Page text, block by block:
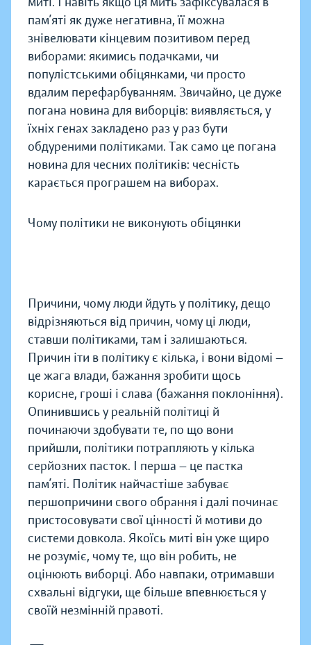
пам’яті як дуже негативна, її можна
знівелювати кінцевим позитивом перед
виборами: якимись подачками, чи
популістськими обіцянками, чи просто
вдалим перефарбуванням. Звичайно, це дуже
погана новина для виборців: виявляється, у
їхніх генах закладено раз у раз бути
обдуреними політиками. Так само це погана
новина для чесних політиків: чесність
карається програшем на виборах.
Чому політики не виконують обіцянки
Причини, чому люди йдуть у політику, дещо
відрізняються від причин, чому ці люди,
ставши політиками, там і залишаються.
Причин іти в політику є кілька, і вони відомі —
це жага влади, бажання зробити щось
корисне, гроші і слава (бажання поклоніння).
Опинившись у реальній політиці й
починаючи здобувати те, по що вони
прийшли, політики потрапляють у кілька
серйозних пасток. І перша — це пастка
пам’яті. Політик найчастіше забуває
першопричини свого обрання і далі починає
пристосовувати свої цінності й мотиви до
системи довкола. Якоїсь миті він уже щиро
не розуміє, чому те, що він робить, не
оцінюють виборці. Або навпаки, отримавши
схвальні відгуки, ще більше впевнюється у
своїй незмінній правоті.